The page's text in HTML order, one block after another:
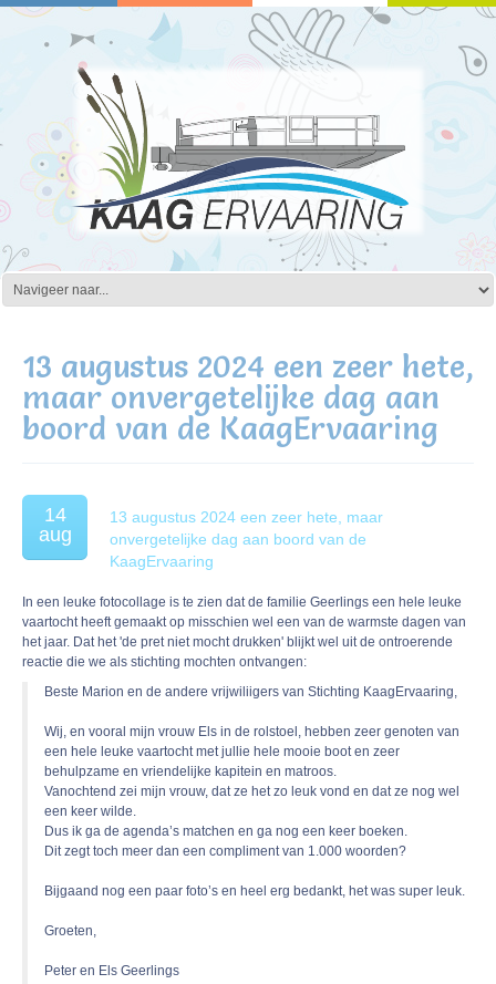
13 augustus 2024 een zeer hete,
maar onvergetelijke dag aan
boord van de KaagErvaaring
14
aug
13 augustus 2024 een zeer hete, maar
onvergetelijke dag aan boord van de
KaagErvaaring
In een leuke fotocollage is te zien dat de familie Geerlings een hele leuke
vaartocht heeft gemaakt op misschien wel een van de warmste dagen van
het jaar. Dat het 'de pret niet mocht drukken' blijkt wel uit de ontroerende
reactie die we als stichting mochten ontvangen:
Beste Marion en de andere vrijwiliigers van Stichting KaagErvaaring,
Wij, en vooral mijn vrouw Els in de rolstoel, hebben zeer genoten van
een hele leuke vaartocht met jullie hele mooie boot en zeer
behulpzame en vriendelijke kapitein en matroos.
Vanochtend zei mijn vrouw, dat ze het zo leuk vond en dat ze nog wel
een keer wilde.
Dus ik ga de agenda’s matchen en ga nog een keer boeken.
Dit zegt toch meer dan een compliment van 1.000 woorden?
Bijgaand nog een paar foto’s en heel erg bedankt, het was super leuk.
Groeten,
Peter en Els Geerlings